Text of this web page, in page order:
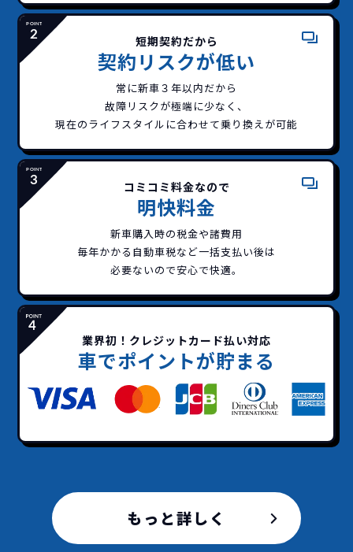
短期契約だから
契約リスクが低い
常に新車３年以内だから
故障リスクが極端に少なく、
現在のライフスタイルに合わせて乗り換えが可能
コミコミ料金なので
明快料金
新車購入時の税金や諸費用
毎年かかる自動車税など一括支払い後は
必要ないので安心で快適。
業界初！クレジットカード払い対応
車でポイントが貯まる
どこよりも安くご契約いただけます！
イッカーズは高残価設定を実現！
ます！
安さの秘密
高残価設定を実現！
低価格が可能に！
短期間だから安心！
イッカーズなら短期リースでも安いんです！
イフスタイルの変化にも対応が可能です。
故障リスクが非常に低い
に少なくなります。例え故障してもメーカ
ー保証があるから安心です。
一括払いで安心
イッカーズなら頭金・ボーナス払い・諸経費・税
だけでご利用いただけます。
諸費用などが不要
車を購入する場合、購入時に｢登録時諸費
もっと詳しく